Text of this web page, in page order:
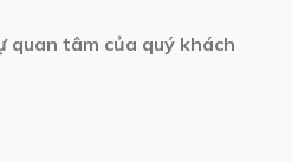
quan tâm của quý khách